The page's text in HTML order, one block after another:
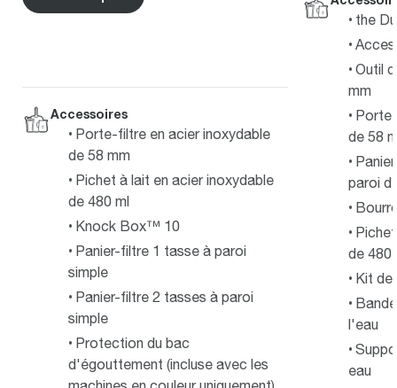
Accessoires
Porte-filtre en acier inoxydable
de 58 mm
Pichet à lait en acier inoxydable
de 480 ml
Knock Box™ 10
Panier-filtre 1 tasse à paroi
simple
Panier-filtre 2 tasses à paroi
simple
Protection du bac
d'égouttement (incluse avec les
the
Outil
mm
de 58
paroi
de 480
Kit de
l'eau
eau